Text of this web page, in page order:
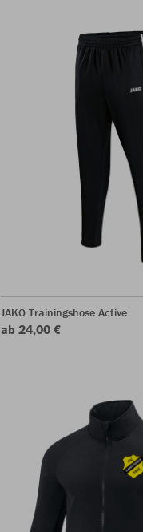
JAKO Trainingshose Active
ab 24,00 €